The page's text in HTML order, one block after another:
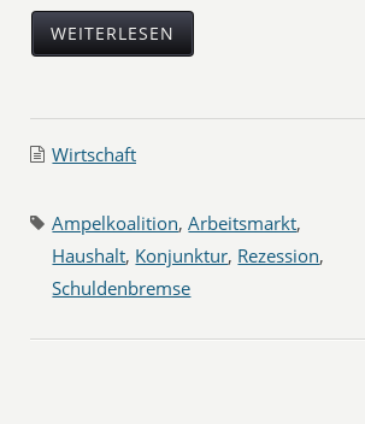
WEITERLESEN
Wirtschaft
Ampelkoalition,Arbeitsmarkt,
Haushalt, Konjunktur, Rezession,
Schuldenbremse